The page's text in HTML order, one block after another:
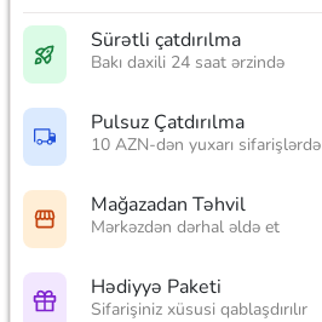
Sürətli çatdırılma
Bakı daxili 24 saat ərzində
Pulsuz Çatdırılma
10 AZN-dən yuxarı sifarişlərdə
Mağazadan Təhvil
Mərkəzdən dərhal əldə et
Hədiyyə Paketi
Sifarişiniz xüsusi qablaşdırılır